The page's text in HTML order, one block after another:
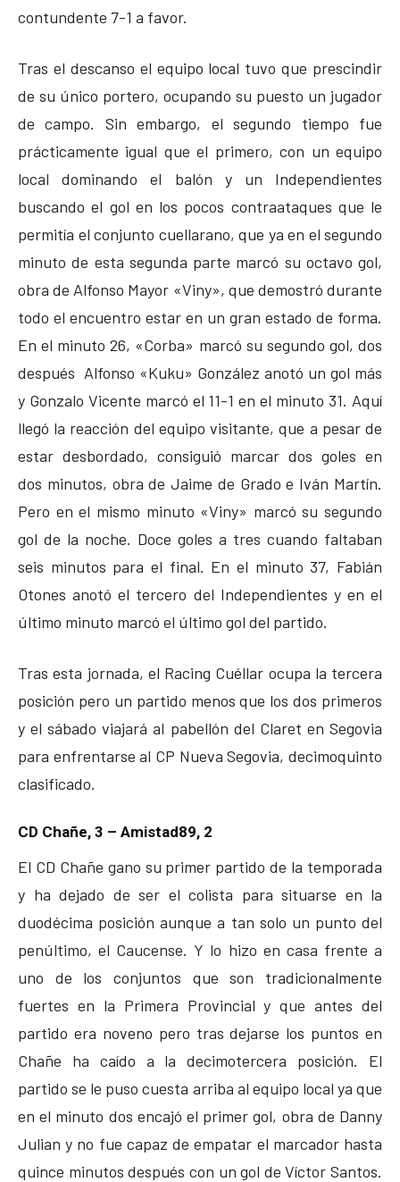
contundente 7-1 a favor.
Tras el descanso el equipo local tuvo que prescindir
de su único portero, ocupando su puesto un jugador
de campo. Sin embargo, el segundo tiempo fue
prácticamente igual que el primero, con un equipo
local dominando el balón y un Independientes
buscando el gol en los pocos contraataques que le
permitía el conjunto cuellarano, que ya en el segundo
minuto de esta segunda parte marcó su octavo gol,
obra de Alfonso Mayor «Viny», que demostró durante
todo el encuentro estar en un gran estado de forma.
En el minuto 26, «Corba» marcó su segundo gol, dos
después Alfonso «Kuku» González anotó un gol más
y Gonzalo Vicente marcó el 11-1 en el minuto 31. Aquí
llegó la reacción del equipo visitante, que a pesar de
estar desbordado, consiguió marcar dos goles en
dos minutos, obra de Jaime de Grado e Iván Martín.
Pero en el mismo minuto «Viny» marcó su segundo
gol de la noche. Doce goles a tres cuando faltaban
seis minutos para el final. En el minuto 37, Fabián
Otones anotó el tercero del Independientes y en el
último minuto marcó el último gol del partido.
Tras esta jornada, el Racing Cuéllar ocupa la tercera
posición pero un partido menos que los dos primeros
y el sábado viajará al pabellón del Claret en Segovia
para enfrentarse al CP Nueva Segovia, decimoquinto
clasificado.
CD Chañe, 3 – Amistad89, 2
El CD Chañe gano su primer partido de la temporada
y ha dejado de ser el colista para situarse en la
duodécima posición aunque a tan solo un punto del
penúltimo, el Caucense. Y lo hizo en casa frente a
uno de los conjuntos que son tradicionalmente
fuertes en la Primera Provincial y que antes del
partido era noveno pero tras dejarse los puntos en
Chañe ha caído a la decimotercera posición. El
partido se le puso cuesta arriba al equipo local ya que
en el minuto dos encajó el primer gol, obra de Danny
Julian y no fue capaz de empatar el marcador hasta
quince minutos después con un gol de Víctor Santos.